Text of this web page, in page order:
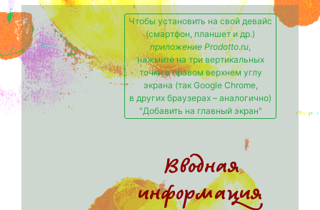
Чтобы установить на свой девайс
(смартфон, планшет и др.)
приложение Prodotto.ru
нажмите на три вертикальных
точки в правом верхнем углу
экрана (так Google Chrome,
в других браузерах – аналогично)
"Добавить на главный экран"
Вводная
информация